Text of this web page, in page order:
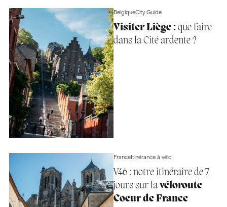
BelgiqueCity Guide
Visiter Liège :que faire
dans la Cité ardente ?
FranceItinérance à vélo
V46 : notre itinéraire de 7
jours sur lavéloroute
Coeur de France